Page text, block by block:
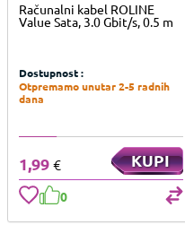
Računalni kabel ROLINE
Value Sata, 3.0 Gbit/s, 0.5 m
Dostupnost :
Otpremamo unutar 2-5 radnih
dana
1,99€ KUPI
0